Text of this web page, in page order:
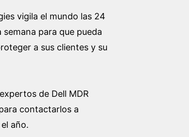
vigila el mundo las 24
semana para que pueda
a sus clientes y su
de Dell MDR
contactarlos a
año.